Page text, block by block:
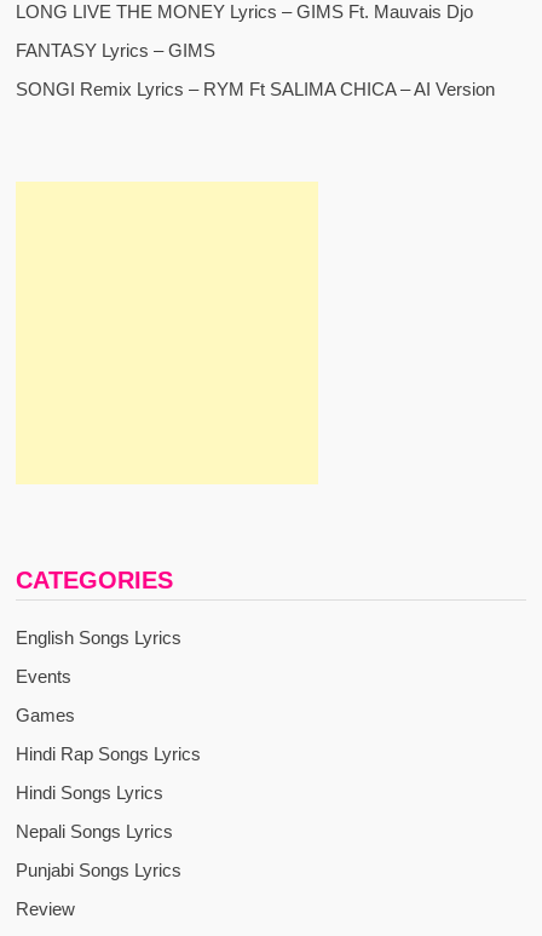
LONG LIVE THE MONEY Lyrics – GIMS Ft. Mauvais Djo
FANTASY Lyrics – GIMS
SONGI Remix Lyrics – RYM Ft SALIMA CHICA – AI Version
CATEGORIES
English Songs Lyrics
Events
Games
Hindi Rap Songs Lyrics
Hindi Songs Lyrics
Nepali Songs Lyrics
Punjabi Songs Lyrics
Review